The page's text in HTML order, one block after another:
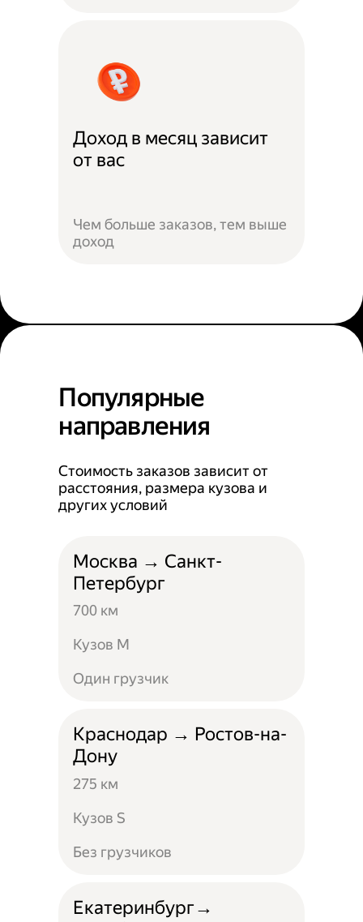
Доход в месяц зависит
от вас
Чем больше заказов, тем выше
доход
Популярные
направления
Стоимость заказов зависит от
расстояния, размера кузова и
других условий
Москва → Санкт-
Петербург
700 км
Кузов M
Один грузчик
Краснодар → Ростов-на-
Дону
275 км
Кузов S
Без грузчиков
Екатеринбург→